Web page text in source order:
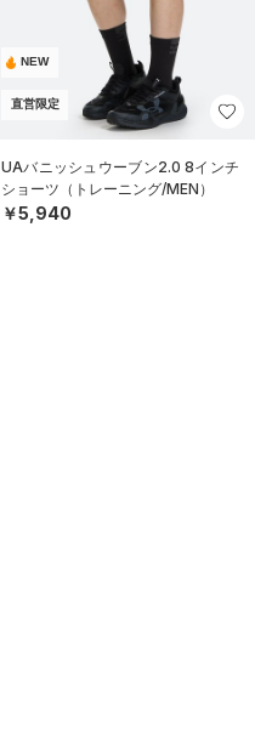
NEW
直営限定
UAバニッシュウーブン2.0 8インチ
ショーツ（トレーニング/MEN）
￥5,940